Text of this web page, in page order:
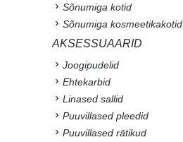
Sõnumiga kotid
Sõnumiga kosmeetikakotid
AKSESSUAARID
Joogipudelid
Ehtekarbid
Linased sallid
Puuvillased pleedid
Puuvillased rätikud